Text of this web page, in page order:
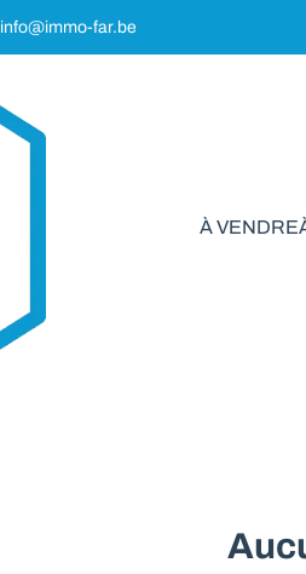
info@immo-far.be
À VENDRE